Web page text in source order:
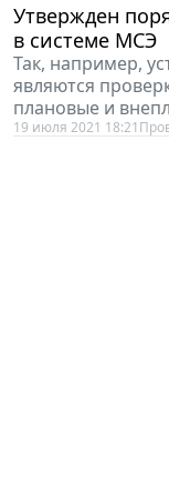
Утвержден
в системе МСЭ
Так, например,
являются
плановые и
19 июля 2021 18:21